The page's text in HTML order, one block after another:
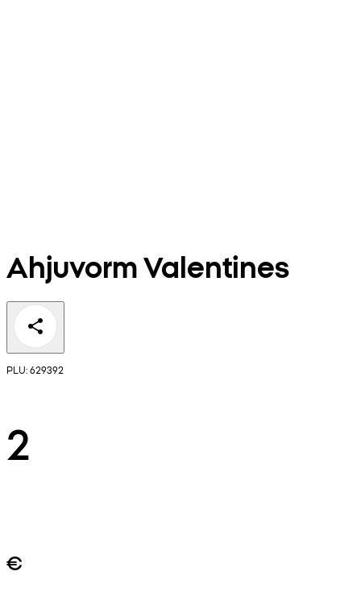
Ahjuvorm Valentines
PLU: 629392
2
€